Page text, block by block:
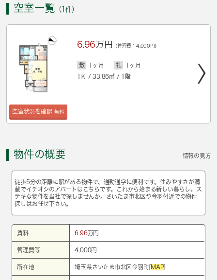
空室一覧 （1件）
空室状況を確認 無料
6.96万円 (管理費：4,000円)
敷 1ヶ月 礼
1ヶ月
1Ｋ / 33.86㎡ / 1階
物件の概要 情報の見方
徒歩5分の距離に駅がある物件で、通勤通学に便利です。住みやすさが満
載でイチオシのアパートはこちらです。これから始まる新しい暮らし。ス
テキな物件を当社で探しませんか。さいたま市北区や今羽付近での物件
探しはお任せ下さい。
賃料 6.96万円
管理費等 4,000円
所在地 埼玉県さいたま市北区今羽町[MAP]